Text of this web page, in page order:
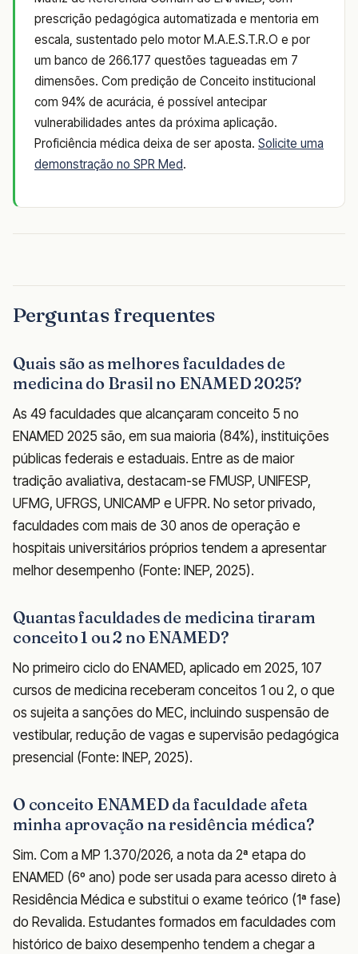
prescrição pedagógica automatizada e mentoria em
escala, sustentado pelo motor M.A.E.S.T.R.O e por
um banco de 266.177 questões tagueadas em 7
dimensões. Com predição de Conceito institucional
com 94% de acurácia, é possível antecipar
vulnerabilidades antes da próxima aplicação.
Proficiência médica deixa de ser aposta. Solicite uma
demonstração no SPR Med.
Perguntas frequentes
Quais são as melhores faculdades de
medicina do Brasil no ENAMED 2025?
As 49 faculdades que alcançaram conceito 5 no
ENAMED 2025 são, em sua maioria (84%), instituições
públicas federais e estaduais. Entre as de maior
tradição avaliativa, destacam-se FMUSP, UNIFESP,
UFMG, UFRGS, UNICAMP e UFPR. No setor privado,
faculdades com mais de 30 anos de operação e
hospitais universitários próprios tendem a apresentar
melhor desempenho (Fonte: INEP, 2025).
Quantas faculdades de medicina tiraram
conceito 1 ou 2 no ENAMED?
No primeiro ciclo do ENAMED, aplicado em 2025, 107
cursos de medicina receberam conceitos 1 ou 2, o que
os sujeita a sanções do MEC, incluindo suspensão de
vestibular, redução de vagas e supervisão pedagógica
presencial (Fonte: INEP, 2025).
O conceito ENAMED da faculdade afeta
minha aprovação na residência médica?
Sim. Com a MP 1.370/2026, a nota da 2ª etapa do
ENAMED (6º ano) pode ser usada para acesso direto à
Residência Médica e substitui o exame teórico (1ª fase)
do Revalida. Estudantes formados em faculdades com
histórico de baixo desempenho tendem a chegar a